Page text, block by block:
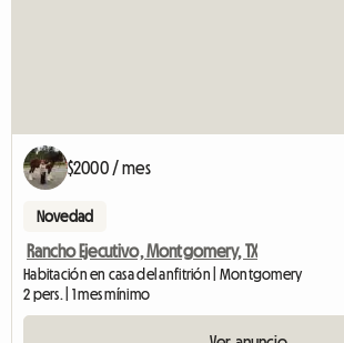
$2000 / mes
Novedad
Rancho Ejecutivo, Montgomery, TX
Habitación en casa del anfitrión | Montgomery
2 pers. | 1 mes mínimo